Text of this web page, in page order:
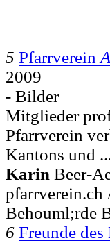
5 Pfarrverein
2009
- Bilder
Mitglieder
Pfarrverein
Kantons und
Karin Beer-
pfarrverein.ch
Behouml;rde
6 Freunde des